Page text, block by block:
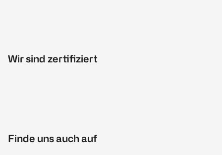
Wir sind zertifiziert
Finde uns auch auf